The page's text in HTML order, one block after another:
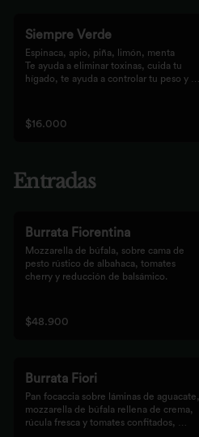
Siempre Verde
Espinaca, apio, piña, limón, menta
Te ayuda a eliminar toxinas, cuida tu
hígado, te ayuda a controlar tu peso y
$16.000
Entradas
Burrata Fiorentina
Mozzarella de búfala, sobre cama de
pesto rústico de albahaca, tomates
cherry y reducción de balsámico.
$48.900
Burrata Fiori
Pan focaccia sobre láminas de aguacate,
mozzarella de búfala rellena de crema,
rúcula fresca y tomates confitados,